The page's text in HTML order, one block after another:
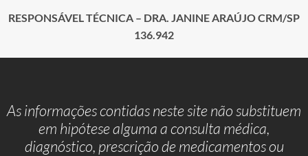
RESPONSÁVEL TÉCNICA – DRA. JANINE ARAÚJO CRM/SP
136.942
As informações contidas neste site não substituem
em hipótese alguma a consulta médica,
diagnóstico, prescrição de medicamentos ou